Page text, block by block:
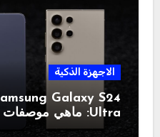
الاجهزة الذكية
Ultra: ماهي موصفات والسعر والألوان؟